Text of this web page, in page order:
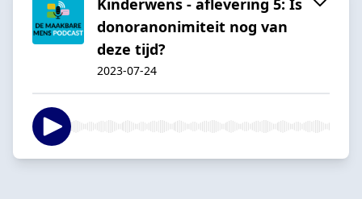
donoranonimiteit nog van
deze tijd?
2023-07-24